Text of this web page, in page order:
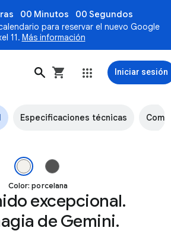
00 Minutos
00 Segundos
para reservar el nuevo Google
11. Más información
Iniciar sesión
con Gemini
Especificaciones técnicas
excepcional.
de Gemini.
Color: porcelana
color porcelana sobre una pila de